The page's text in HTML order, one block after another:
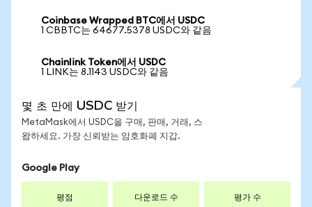
Coinbase Wrapped BTC에서 USDC
1 CBBTC는 64677.5378 USDC와 같음
Chainlink Token에서 USDC
1 LINK는 8.1143 USDC와 같음
몇 초 만에 USDC 받기
MetaMask에서 USDC을 구매, 판매, 거래, 스
왑하세요. 가장 신뢰받는 암호화폐 지갑.
Google Play
평점 다운로드 수 평가 수